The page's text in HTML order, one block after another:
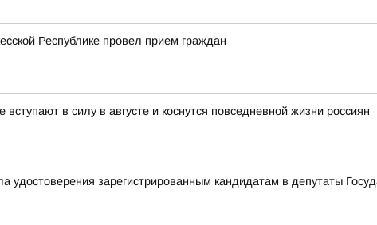
Республике провел прием граждан
в силу в августе и коснутся повседневной жизни россиян
зарегистрированным кандидатам в депутаты